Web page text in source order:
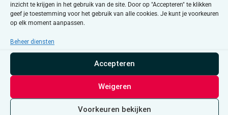
inzicht te krijgen in het gebruik van de site. Door op "Accepteren" te klikken
geef je toestemming voor het gebruik van alle cookies. Je kunt je voorkeuren
op elk moment aanpassen.
Beheer diensten
Accepteren
Weigeren
Voorkeuren bekijken
ZA
Basiscursus Vedic Art
17 oktober @ 10:00